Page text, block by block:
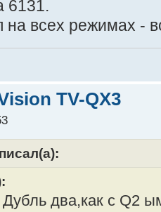
6131.
на всех режимах -
TV-QX3
Дубль два,как с Q2